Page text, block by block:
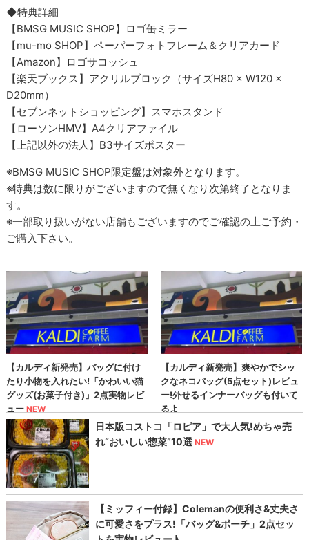
◆特典詳細
【BMSG MUSIC SHOP】ロゴ缶ミラー
【mu-mo SHOP】ペーパーフォトフレーム＆クリアカード
【Amazon】ロゴサコッシュ
【楽天ブックス】アクリルブロック（サイズH80 × W120 ×
D20mm）
【セブンネットショッピング】スマホスタンド
【ローソンHMV】A4クリアファイル
【上記以外の法人】B3サイズポスター
※BMSG MUSIC SHOP限定盤は対象外となります。
※特典は数に限りがございますので無くなり次第終了となりま
す。
※一部取り扱いがない店舗もございますのでご確認の上ご予約・
ご購入下さい。